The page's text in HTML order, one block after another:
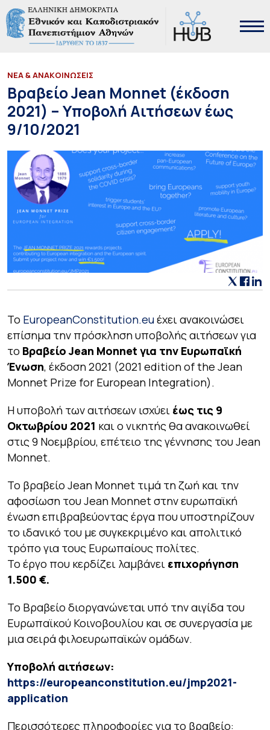
ΝΕΑ & ΑΝΑΚΟΙΝΩΣΕΙΣ
Βραβείο Jean Monnet (έκδοση
2021) – Υποβολή Αιτήσεων έως
9/10/2021
Το EuropeanConstitution.euέχει ανακοινώσει
επίσημα την πρόσκληση υποβολής αιτήσεων για
το Βραβείο Jean Monnet για την Ευρωπαϊκή
Ένωση, έκδοση 2021 (2021 edition of the Jean
Monnet Prize for European Integration).
Η υποβολή των αιτήσεων ισχύει έως τις 9
Οκτωβρίου 2021 και ο νικητής θα ανακοινωθεί
στις 9 Νοεμβρίου, επέτειο της γέννησης του Jean
Monnet.
Το βραβείο Jean Monnet τιμά τη ζωή και την
αφοσίωση του Jean Monnet στην ευρωπαϊκή
ένωση επιβραβεύοντας έργα που υποστηρίζουν
το ιδανικό του με συγκεκριμένο και απολιτικό
τρόπο για τους Ευρωπαίους πολίτες.
Το έργο που κερδίζει λαμβάνει επιχορήγηση
1.500 €.
Το Βραβείο διοργανώνεται υπό την αιγίδα του
Ευρωπαϊκού Κοινοβουλίου και σε συνεργασία με
μια σειρά φιλοευρωπαϊκών ομάδων.
Υποβολή αιτήσεων:
https://europeanconstitution.eu/jmp2021-
application
Περισσότερες πληροφορίες για το βραβείο: